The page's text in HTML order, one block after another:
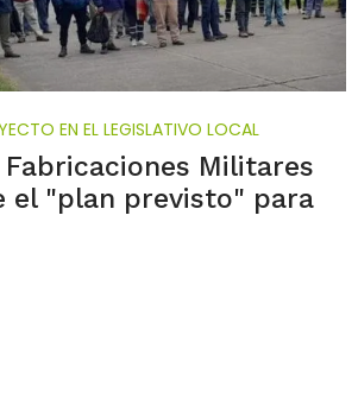
EN EL LEGISLATIVO LOCAL
Fabricaciones Militares
el "plan previsto" para